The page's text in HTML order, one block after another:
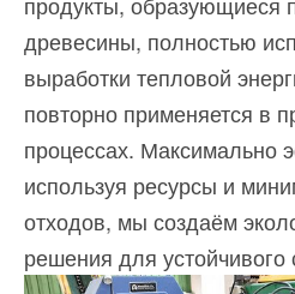
древесины, полностью
выработки тепловой
повторно применяется в
процессах. Максимально
используя ресурсы и
отходов, мы создаём
решения для устойчивого